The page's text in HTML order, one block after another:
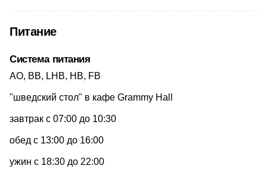
Питание
Система питания
AO, BB, LHB, HB, FB
"шведский стол" в кафе Grammy Hall
завтрак с 07:00 до 10:30
обед с 13:00 до 16:00
ужин с 18:30 до 22:00